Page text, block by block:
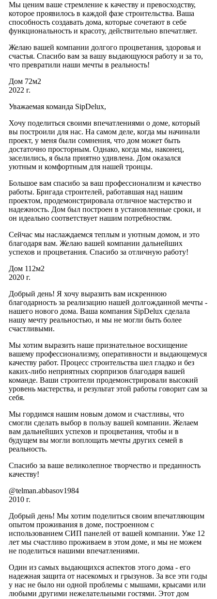
Мы ценим ваше стремление к качеству и превосходству,
которое проявилось в каждой фазе строительства. Ваша
способность создавать дома, которые сочетают в себе
функциональность и красоту, действительно впечатляет.
Желаю вашей компании долгого процветания, здоровья и
счастья. Спасибо вам за вашу выдающуюся работу и за то,
что превратили наши мечты в реальность!
Дом 72м2
2022 г.
Уважаемая команда SipDelux,
Хочу поделиться своими впечатлениями о доме, который
вы построили для нас. На самом деле, когда мы начинали
проект, у меня были сомнения, что дом может быть
достаточно просторным. Однако, когда мы, наконец,
заселились, я была приятно удивлена. Дом оказался
уютным и комфортным для нашей троицы.
Большое вам спасибо за ваш профессионализм и качество
работы. Бригада строителей, работавшая над нашим
проектом, продемонстрировала отличное мастерство и
надежность. Дом был построен в установленные сроки, и
он идеально соответствует нашим потребностям.
Сейчас мы наслаждаемся теплым и уютным домом, и это
благодаря вам. Желаю вашей компании дальнейших
успехов и процветания. Спасибо за отличную работу!
Дом 112м2
2020 г.
Добрый день! Я хочу выразить вам искреннюю
благодарность за реализацию нашей долгожданной мечты -
нашего нового дома. Ваша компания SipDelux сделала
нашу мечту реальностью, и мы не могли быть более
счастливыми.
Мы хотим выразить наше признательное восхищение
вашему профессионализму, оперативности и выдающемуся
качеству работ. Процесс строительства шел гладко и без
каких-либо неприятных сюрпризов благодаря вашей
команде. Ваши строители продемонстрировали высокий
уровень мастерства, и результат этой работы говорит сам за
себя.
Мы гордимся нашим новым домом и счастливы, что
смогли сделать выбор в пользу вашей компании. Желаем
вам дальнейших успехов и процветания, чтобы и в
будущем вы могли воплощать мечты других семей в
реальность.
Спасибо за ваше великолепное творчество и преданность
качеству!
@telman.abbasov1984
2010 г.
Добрый день! Мы хотим поделиться своим впечатляющим
опытом проживания в доме, построенном с
использованием СИП панелей от вашей компании. Уже 12
лет мы счастливо проживаем в этом доме, и мы не можем
не поделиться нашими впечатлениями.
Один из самых выдающихся аспектов этого дома - его
надежная защита от насекомых и грызунов. За все эти годы
у нас не было ни одной проблемы с мышами, крысами или
любыми другими нежелательными гостями. Этот дом